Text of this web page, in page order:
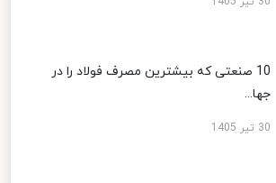
10 صنعتی که بیشترین مصرف فولاد را در
جها...
30 تیر 1405